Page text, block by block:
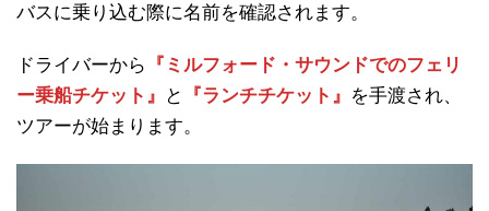
バスに乗り込む際に名前を確認されます。
ドライバーから
『ミルフォード・サウンドでのフェリ
ー乗船チケット』
と 『ランチチケット』 を手渡され、
ツアーが始まります。